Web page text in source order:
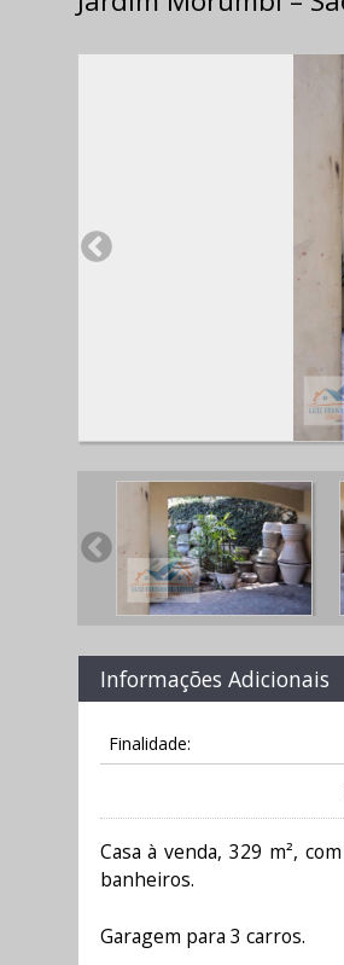
Informações Adicionais
Finalidade:
Casa à venda, 329 m²,
banheiros.
Garagem para 3 carros.